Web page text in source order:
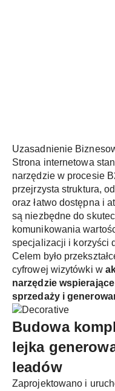
Uzasadnienie
Strona internetowa
narzędzie w procesie
przejrzysta struktura,
oraz łatwo dostępna i
są niezbędne do
komunikowania
specjalizacji i korzyści
Celem było
cyfrowej wizytówki w
narzędzie
sprzedaży i
Budowa
lejka
leadów
Zaprojektowano i